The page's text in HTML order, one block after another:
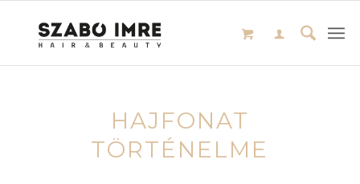
HAJFONAT
TÖRTÉNELME